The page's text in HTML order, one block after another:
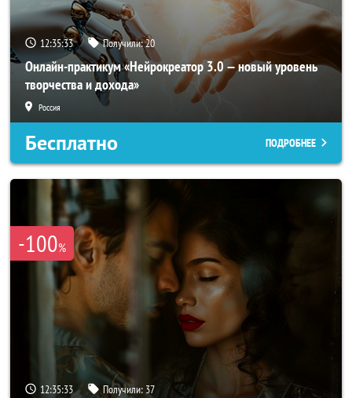
12:35:31 Получили:20
Онлайн-практикум «Нейрокреатор 3.0 — новый уровень
творчества и дохода»
Россия
Бесплатно ПОДРОБНЕЕ
-100%
12:35:31 Получили: 37